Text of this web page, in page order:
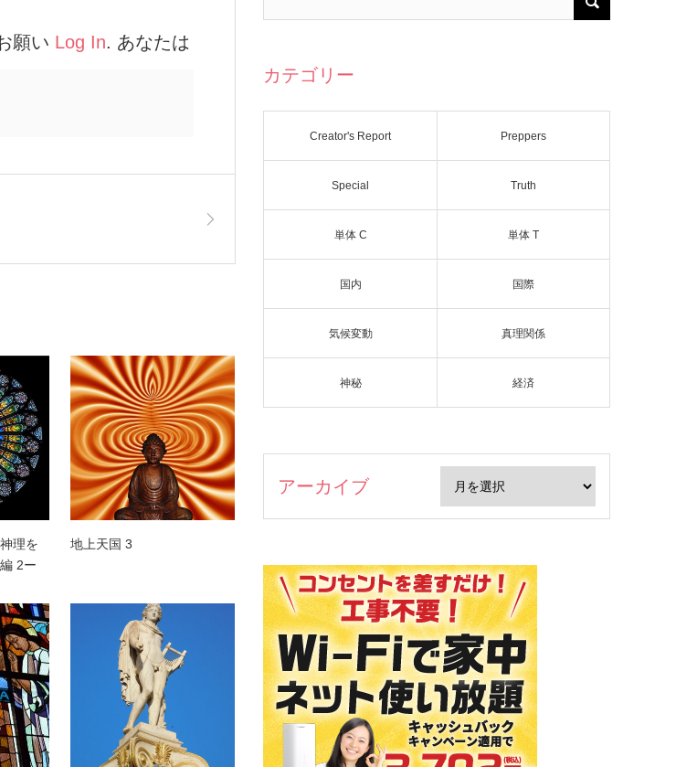
願い Log In. あなたは
理を
2ー
地上天国 3
カテゴリー
Creator's Report Preppers
Special Truth
単体 C 単体 T
国内 国際
気候変動 真理関係
神秘 経済
アーカイブ